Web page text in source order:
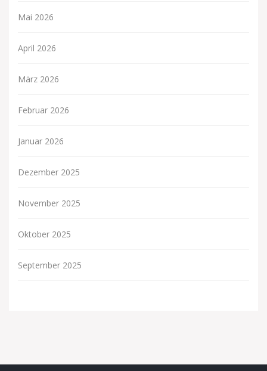
Mai 2026
April 2026
März 2026
Februar 2026
Januar 2026
Dezember 2025
November 2025
Oktober 2025
September 2025